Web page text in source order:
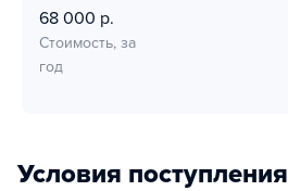
68 000 р.
Стоимость, за
год
Условия поступления